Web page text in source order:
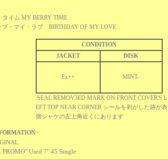
イム MY BERRY TIME
ブ・マイ・ラブ BIRTHDAY OF MY LOVE
CONDITION
JACKET
DISK
Ex++ MINT-
SEAL REMOV3ED MARK ON FRONT COVER'S L
EFT TOP NEAR CORNER シールを剥がした跡が表
側ジャケの左上角近くにあります
>
Used 7" 45 Single